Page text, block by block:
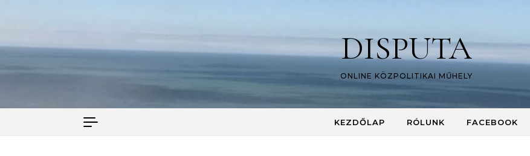
DISPUTA
ONLINE KÖZPOLITIKAI MŰHELY
KEZDŐLAP RÓLUNK FACEBOOK